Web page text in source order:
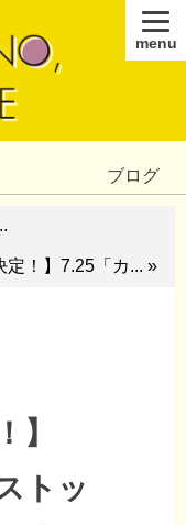
ブログ
定！】7.25「カ... »
】
トッ
menu